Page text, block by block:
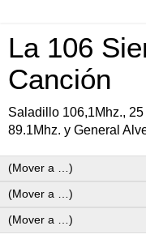
La 106
Canción
Saladillo 106,1Mhz.,
89.1Mhz. y General